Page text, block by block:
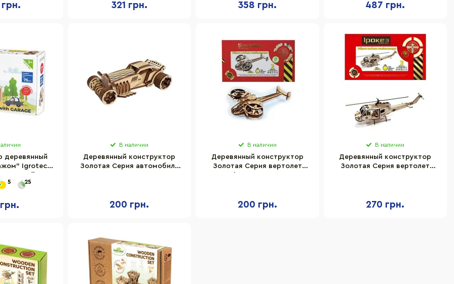
321 грн. 358 грн. 487 грн.
деревянный
Igroteco
5 25
В наличии
Деревянный конструктор
Золотая Серия автомобиль
200 грн.
В наличии
Деревянный конструктор
Золотая Серия вертолет
200 грн.
В наличии
Деревянный конструктор
Золотая Серия вертолет
270 грн.